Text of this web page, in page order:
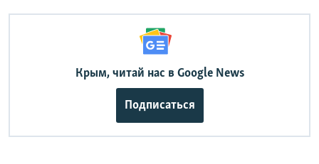
Крым, читай нас в Google News
Подписаться